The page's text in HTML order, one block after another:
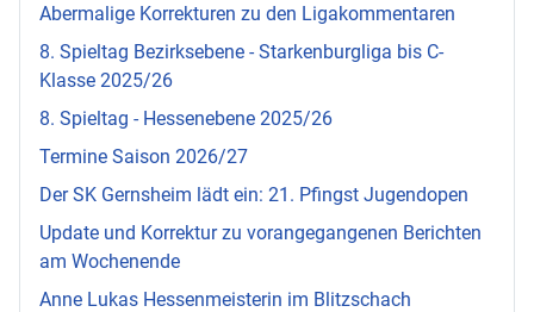
Abermalige Korrekturen zu den Ligakommentaren
8. Spieltag Bezirksebene - Starkenburgliga bis C-
Klasse 2025/26
8. Spieltag - Hessenebene 2025/26
Termine Saison 2026/27
Der SK Gernsheim lädt ein: 21. Pfingst Jugendopen
Update und Korrektur zu vorangegangenen Berichten
am Wochenende
Anne Lukas Hessenmeisterin im Blitzschach